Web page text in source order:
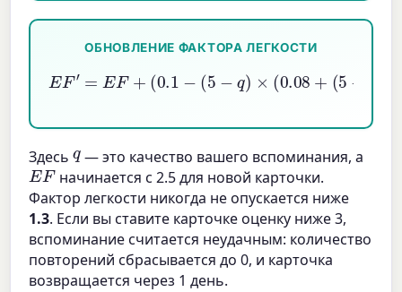
ОБНОВЛЕНИЕ ФАКТОРА ЛЕГКОСТИ
EF′= +(0.1 −(5 − ×(0.08+ (5 −q )×0.02))
Здесьq— это качество вашего вспоминания, а
EF начинается с 2.5 для новой карточки.
Фактор легкости никогда не опускается ниже
1.3. Если вы ставите карточке оценку ниже 3,
вспоминание считается неудачным: количество
повторений сбрасывается до 0, и карточка
возвращается через 1 день.